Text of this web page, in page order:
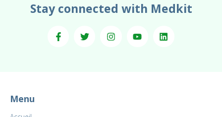
Stay connected with Medkit
Menu